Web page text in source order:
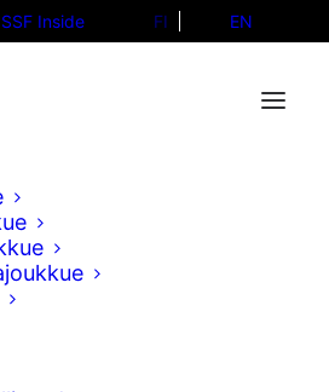
SSF Inside FI EN
hurmasi